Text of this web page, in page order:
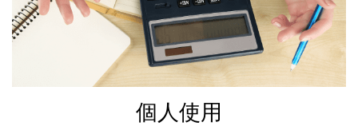
個人使用